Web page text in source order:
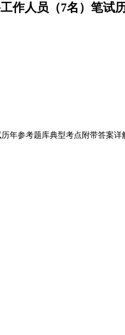
作人员（7名）笔试
年参考题库典型考点附带答案详